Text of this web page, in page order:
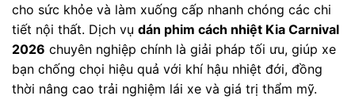
cho sức khỏe và làm xuống cấp nhanh chóng các chi
tiết nội thất. Dịch vụ dán phim cách nhiệt Kia Carnival
2026 chuyên nghiệp chính là giải pháp tối ưu, giúp xe
bạn chống chọi hiệu quả với khí hậu nhiệt đới, đồng
thời nâng cao trải nghiệm lái xe và giá trị thẩm mỹ.